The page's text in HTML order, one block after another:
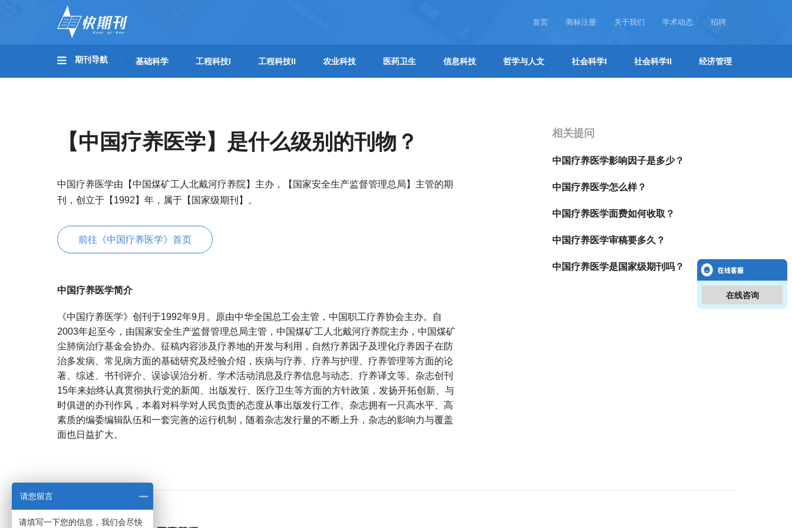
首页 商标注册 关于我们 学术动态 招聘
期刊导航 基础科学 工程科技I 工程科技II 农业科技 医药卫生 信息科技 哲学与人文 社会科学I 社会科学II 经济管理
【中国疗养医学】是什么级别的刊物？
中国疗养医学由【中国煤矿工人北戴河疗养院】主办，【国家安全生产监督管理总局】主管的期
刊，创立于【1992】年，属于【国家级期刊】。
前往《中国疗养医学》首页
中国疗养医学简介
《中国疗养医学》创刊于1992年9月。原由中华全国总工会主管，中国职工疗养协会主办。自
2003年起至今，由国家安全生产监督管理总局主管，中国煤矿工人北戴河疗养院主办，中国煤矿
尘肺病治疗基金会协办。征稿内容涉及疗养地的开发与利用，自然疗养因子及理化疗养因子在防
治多发病、常见病方面的基础研究及经验介绍，疾病与疗养、疗养与护理、疗养管理等方面的论
著、综述、书刊评介、误诊误治分析、学术活动消息及疗养信息与动态、疗养译文等。杂志创刊
15年来始终认真贯彻执行党的新闻、出版发行、医疗卫生等方面的方针政策，发扬开拓创新、与
时俱进的办刊作风，本着对科学对人民负责的态度从事出版发行工作。杂志拥有一只高水平、高
素质的编委编辑队伍和一套完善的运行机制，随着杂志发行量的不断上升，杂志的影响力与覆盖
面也日益扩大。
相关提问
中国疗养医学影响因子是多少？
中国疗养医学怎么样？
中国疗养医学面费如何收取？
中国疗养医学审稿要多久？
中国疗养医学是国家级期刊吗？
在线咨询
请您留言
请填写一下您的信息，我们会尽快